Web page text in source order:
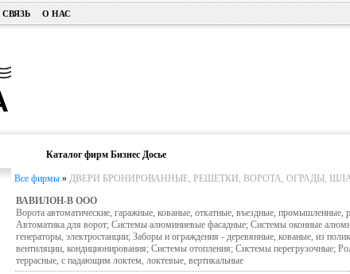
О НАС
Каталог фирм Бизнес Досье
Все фирмы» ДВЕРИ БРОНИРОВАННЫЕ, РЕШЕТКИ, ВОРОТА, ОГРАДЫ,
ВАВИЛОН-В ООО
Ворота автоматические, гаражные, кованые, откатные, въездные,
Автоматика для ворот; Системы алюминиевые фасадные; Системы оконные
генераторы, электростанции; Заборы и ограждения - деревянные, кованые, из
вентиляции, кондиционирования; Системы отопления; Системы перегрузочные;
террасные, с падающим локтем, локтевые, вертикальные